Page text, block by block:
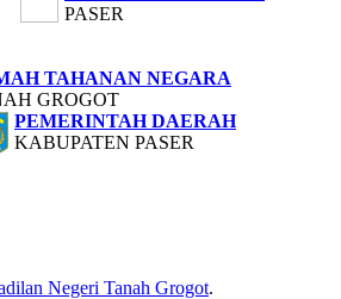
PASER
TAHANAN NEGARA
GROGOT
PEMERINTAH DAERAH
KABUPATEN PASER
Negeri Tanah Grogot.